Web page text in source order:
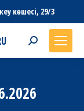
көшесі, 29/3
Search: